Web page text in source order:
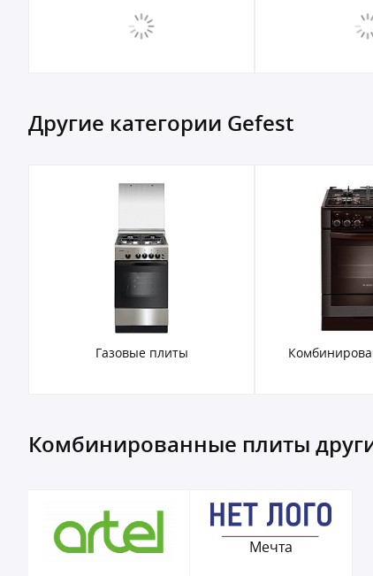
Другие категории Gefest
Газовые плиты
Комбинированные плиты
Мечта